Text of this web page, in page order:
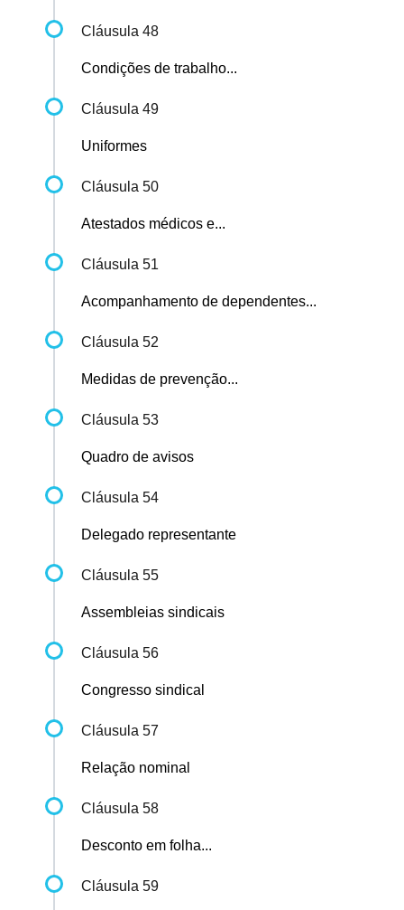
Cláusula 48
Condições de trabalho...
Cláusula 49
Uniformes
Cláusula 50
Atestados médicos e...
Cláusula 51
Acompanhamento de dependentes...
Cláusula 52
Medidas de prevenção...
Cláusula 53
Quadro de avisos
Cláusula 54
Delegado representante
Cláusula 55
Assembleias sindicais
Cláusula 56
Congresso sindical
Cláusula 57
Relação nominal
Cláusula 58
Desconto em folha...
Cláusula 59